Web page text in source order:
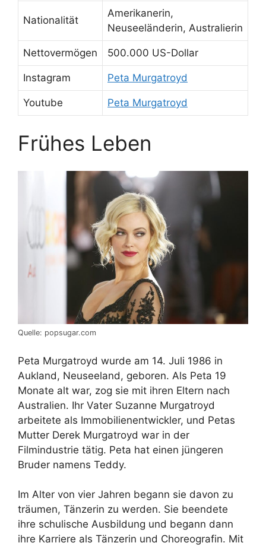
Nationalität
Amerikanerin,
Neuseeländerin, Australierin
Nettovermögen 500.000 US-Dollar
Instagram Peta Murgatroyd
Youtube Peta Murgatroyd
Frühes Leben
Quelle: popsugar.com
Peta Murgatroyd wurde am 14. Juli 1986 in
Aukland, Neuseeland, geboren. Als Peta 19
Monate alt war, zog sie mit ihren Eltern nach
Australien. Ihr Vater Suzanne Murgatroyd
arbeitete als Immobilienentwickler, und Petas
Mutter Derek Murgatroyd war in der
Filmindustrie tätig. Peta hat einen jüngeren
Bruder namens Teddy.
Im Alter von vier Jahren begann sie davon zu
träumen, Tänzerin zu werden. Sie beendete
ihre schulische Ausbildung und begann dann
ihre Karriere als Tänzerin und Choreografin. Mit